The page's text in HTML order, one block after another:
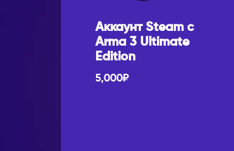
Аккаунт Steam c
Arma 3 Ultimate
Edition
5,000₽